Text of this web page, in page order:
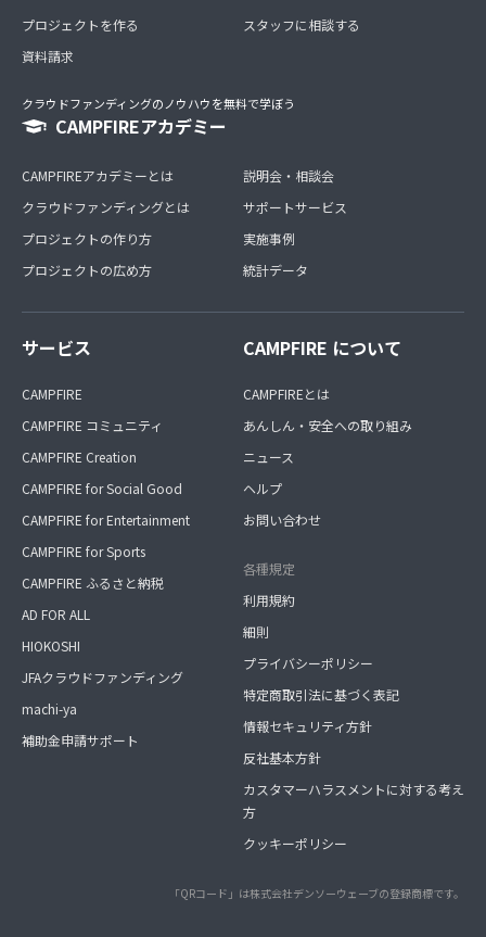
プロジェクトを作る
資料請求
スタッフに相談する
クラウドファンディングのノウハウを無料で学ぼう
CAMPFIREアカデミー
CAMPFIREアカデミーとは
クラウドファンディングとは
プロジェクトの作り方
プロジェクトの広め方
説明会・相談会
サポートサービス
実施事例
統計データ
サービス
CAMPFIRE
CAMPFIRE コミュニティ
CAMPFIRE Creation
CAMPFIRE for Social Good
CAMPFIRE for Entertainment
CAMPFIRE for Sports
CAMPFIRE ふるさと納税
AD FOR ALL
HIOKOSHI
JFAクラウドファンディング
machi-ya
補助金申請サポート
CAMPFIRE について
CAMPFIREとは
あんしん・安全への取り組み
ニュース
ヘルプ
お問い合わせ
各種規定
利用規約
細則
プライバシーポリシー
特定商取引法に基づく表記
情報セキュリティ方針
反社基本方針
カスタマーハラスメントに対する考え
方
クッキーポリシー
「QRコード」は株式会社デンソーウェーブの登録商標です。